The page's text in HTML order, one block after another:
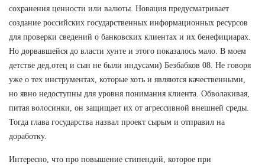
сохранения ценности или валюты. Новация предусматривает
создание российских государственных информационных ресурсов
для проверки сведений о банковских клиентах и их бенефициарах.
Но дорвавшейся до власти хунте и этого показалось мало. В моем
детстве дед,отец и сын не были индусами) Безбабков 08. Не говоря
уже о тех инструментах, которые хоть и являются качественными,
но явно недоступны для уровня понимания клиента. Обволакивая,
питая волосинки, он защищает их от агрессивной внешней среды.
Тогда глава государства назвал проект сырым и отправил на
доработку.
Интересно, что про повышение стипендий, которое при